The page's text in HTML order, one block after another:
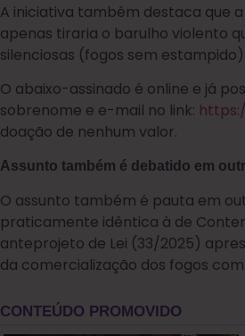
A iniciativa também destaca que
apenas tiraria o barulho violento
silenciosas (fogos sem
O abaixo-assinado é online e já
sobrenome e e-mail no link:
doação de nenhum valor.
Assunto também é debatido em
O assunto também é pauta em
praticamente idêntica à de
anteprojeto de Lei (33/2025)
da comercialização dos fogos com